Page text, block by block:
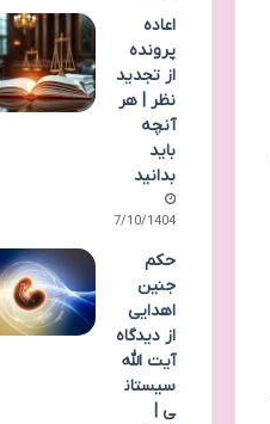
اعاده
پرونده
از تجدید
نظر | هر
آنچه
باید
بدانید
07/10/1404
حکم
جنین
اهدایی
از دیدگاه
آیت الله
سیستان
ی |